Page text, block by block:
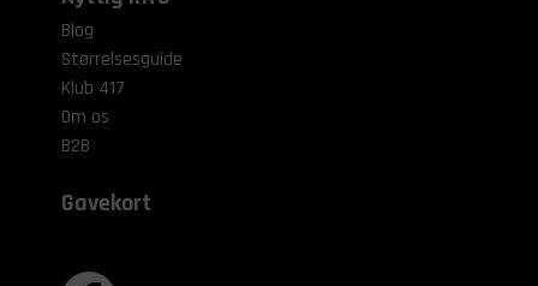
Blog
Størrelsesguide
Klub 417
Om os
B2B
Gavekort